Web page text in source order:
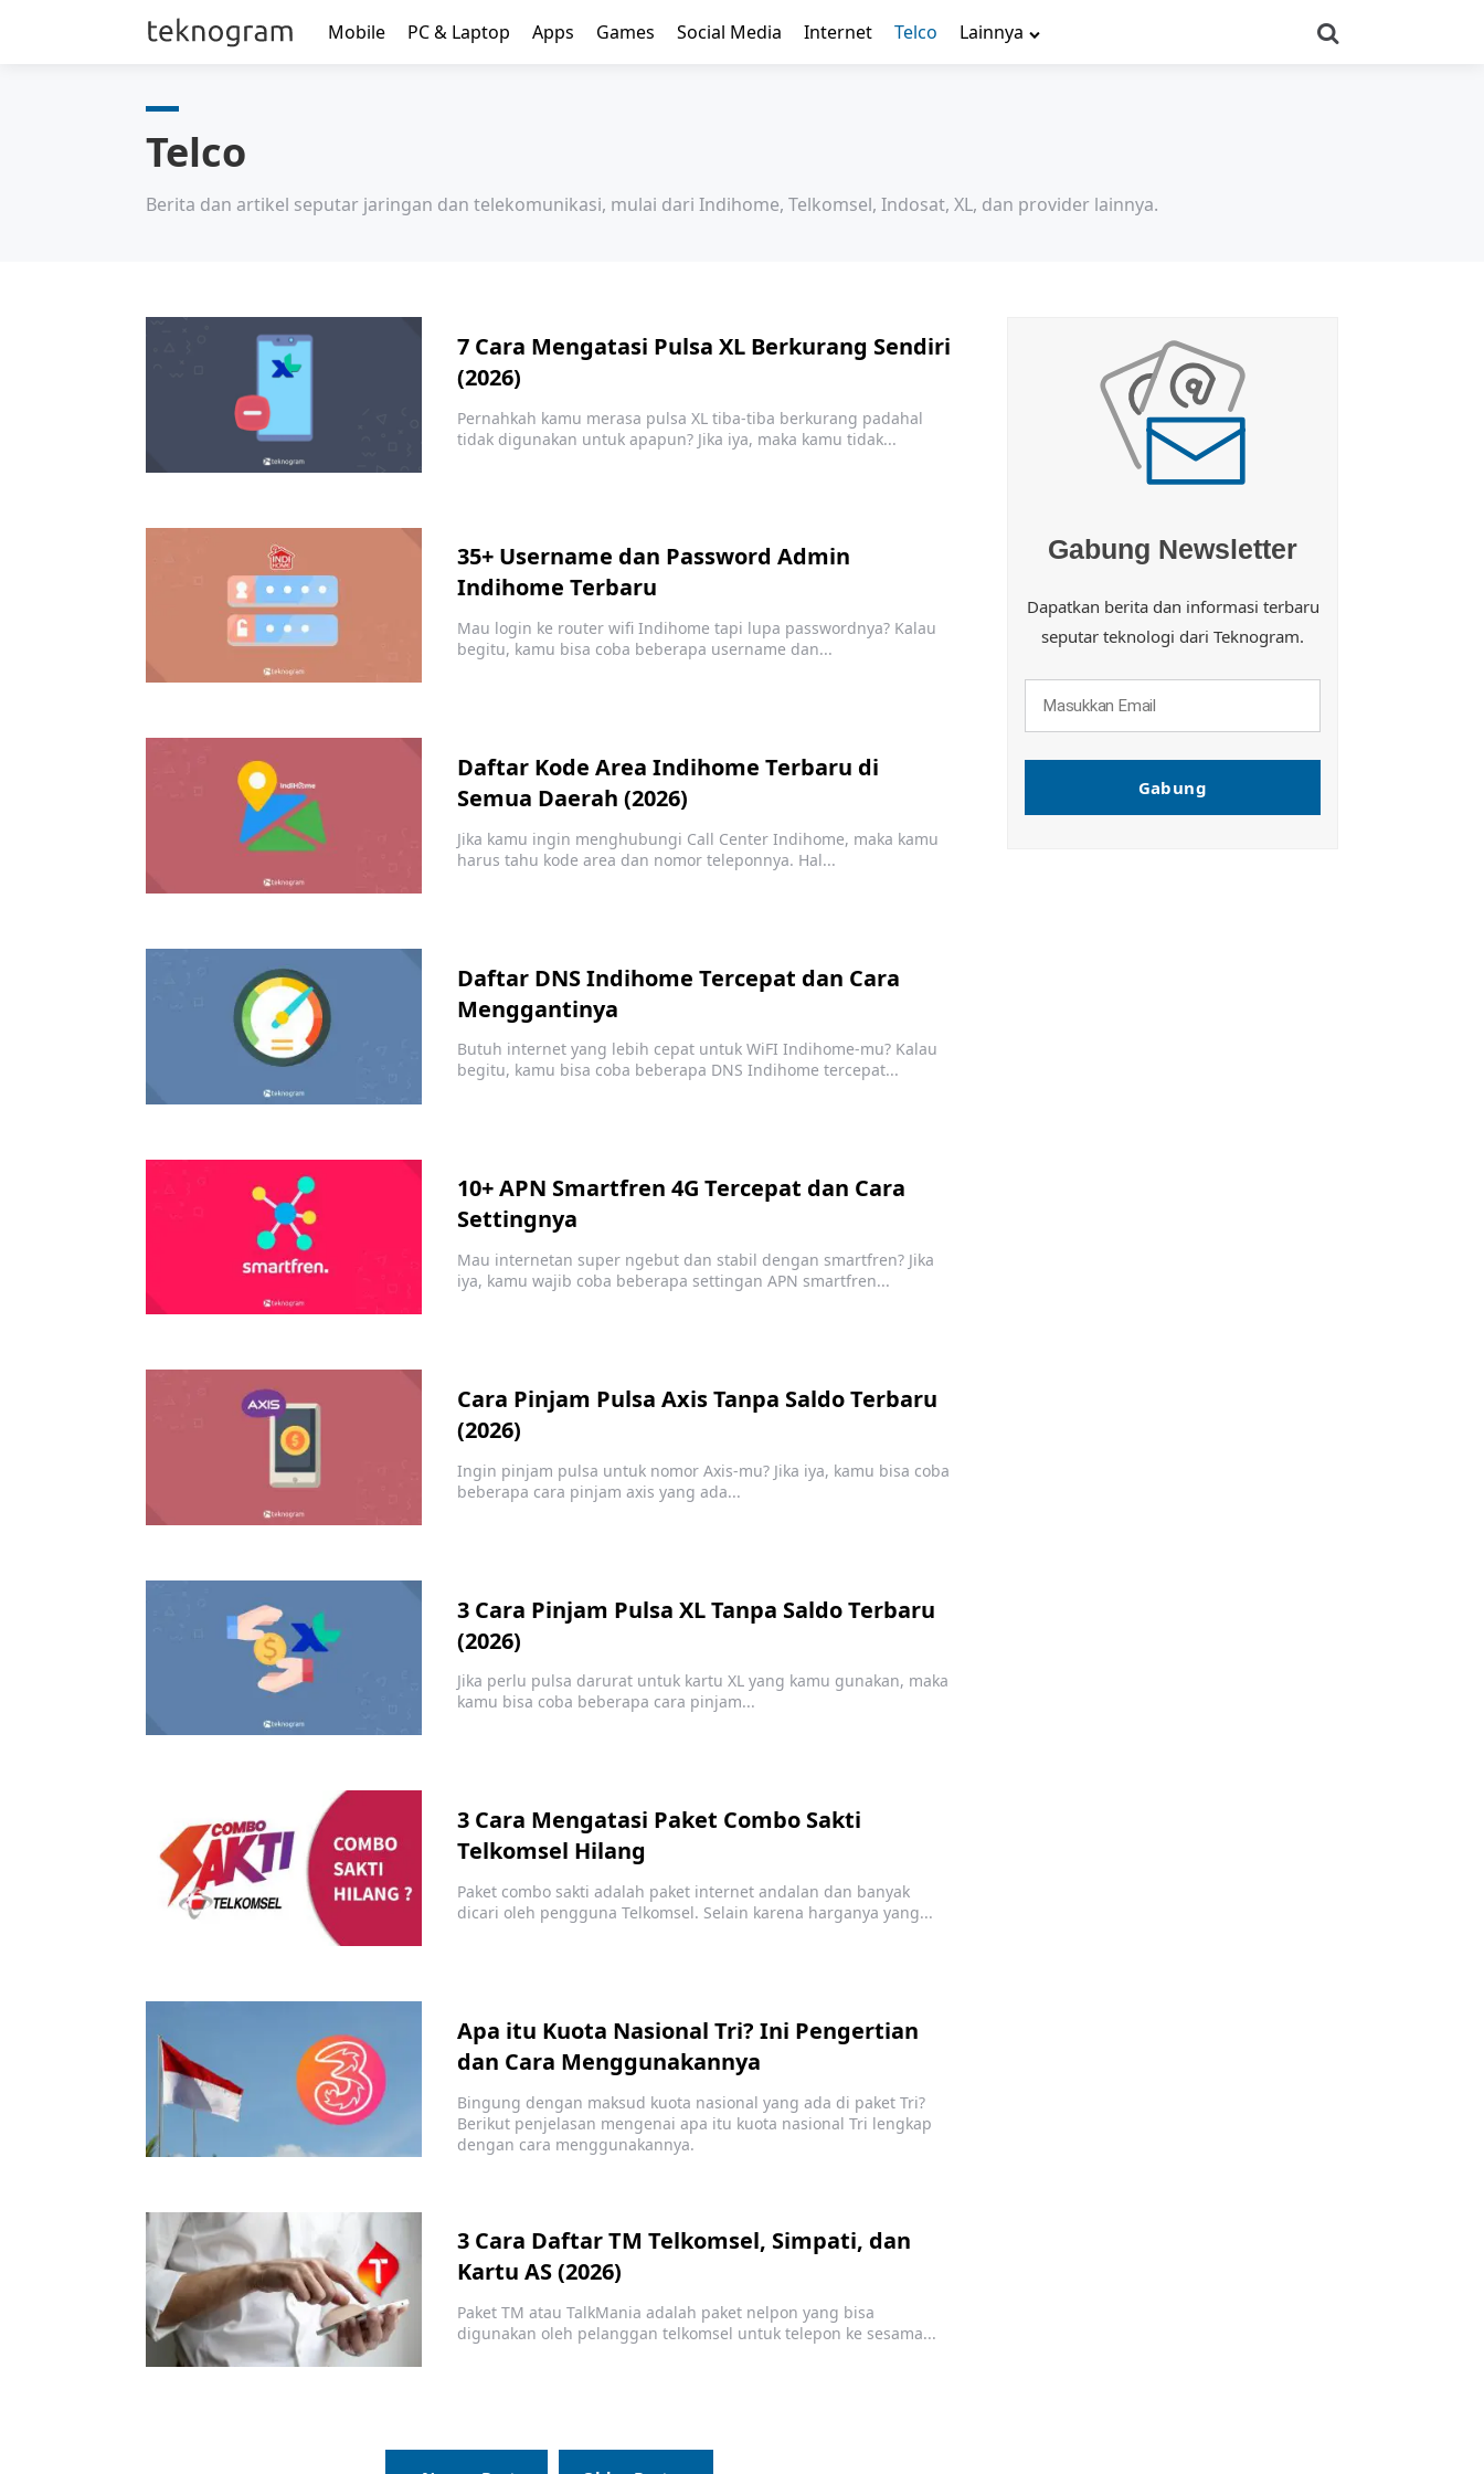
Mobile PC & Laptop Apps Games Social Media Internet Telco Lainnya
Telco
Berita dan artikel seputar jaringan dan telekomunikasi, mulai dari Indihome, Telkomsel, Indosat, XL, dan provider lainnya.
7 Cara Mengatasi Pulsa XL Berkurang Sendiri
(2026)
Pernahkah kamu merasa pulsa XL tiba-tiba berkurang padahal
tidak digunakan untuk apapun? Jika iya, maka kamu tidak...
35+ Username dan Password Admin
Indihome Terbaru
Mau login ke router wifi Indihome tapi lupa passwordnya? Kalau
begitu, kamu bisa coba beberapa username dan...
Daftar Kode Area Indihome Terbaru di
Semua Daerah (2026)
Jika kamu ingin menghubungi Call Center Indihome, maka kamu
harus tahu kode area dan nomor teleponnya. Hal...
Daftar DNS Indihome Tercepat dan Cara
Menggantinya
Butuh internet yang lebih cepat untuk WiFI Indihome-mu? Kalau
begitu, kamu bisa coba beberapa DNS Indihome tercepat...
10+ APN Smartfren 4G Tercepat dan Cara
Settingnya
Mau internetan super ngebut dan stabil dengan smartfren? Jika
iya, kamu wajib coba beberapa settingan APN smartfren...
Cara Pinjam Pulsa Axis Tanpa Saldo Terbaru
(2026)
Ingin pinjam pulsa untuk nomor Axis-mu? Jika iya, kamu bisa coba
beberapa cara pinjam axis yang ada...
3 Cara Pinjam Pulsa XL Tanpa Saldo Terbaru
(2026)
Jika perlu pulsa darurat untuk kartu XL yang kamu gunakan, maka
kamu bisa coba beberapa cara pinjam...
3 Cara Mengatasi Paket Combo Sakti
Telkomsel Hilang
Paket combo sakti adalah paket internet andalan dan banyak
dicari oleh pengguna Telkomsel. Selain karena harganya yang...
Apa itu Kuota Nasional Tri? Ini Pengertian
dan Cara Menggunakannya
Bingung dengan maksud kuota nasional yang ada di paket Tri?
Berikut penjelasan mengenai apa itu kuota nasional Tri lengkap
dengan cara menggunakannya.
3 Cara Daftar TM Telkomsel, Simpati, dan
Kartu AS (2026)
Paket TM atau TalkMania adalah paket nelpon yang bisa
digunakan oleh pelanggan telkomsel untuk telepon ke sesama...
Gabung Newsletter
Dapatkan berita dan informasi terbaru
seputar teknologi dari Teknogram.